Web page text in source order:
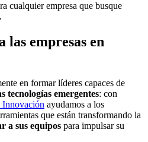
cualquier empresa que busque
las empresas en
en formar líderes capaces de
tecnologías emergentes: con
Innovación ayudamos a los
que están transformando la
a sus equipos para impulsar su